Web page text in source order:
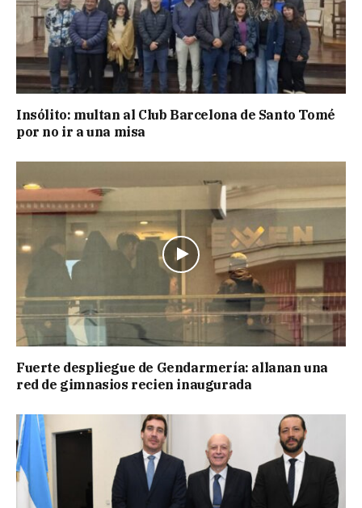
Insólito: multan al Club Barcelona de Santo Tomé
por no ir a una misa
Fuerte despliegue de Gendarmería: allanan una
red de gimnasios recien inaugurada